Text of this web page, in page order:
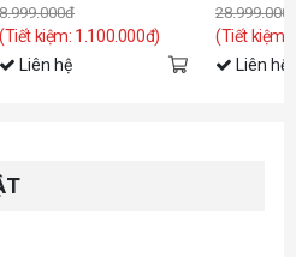
8.999.000đ
(Tiết kiệm: 1.100.000đ)
Liên hệ
(Tiết kiệm:
Liên hệ